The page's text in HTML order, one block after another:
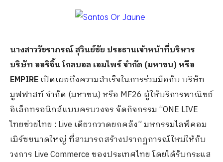
นางสาววัชราภรณ์ สุวินย์ชัย ประธานเจ้าหน้าที่บริหาร
บริษัท ออริจิ้น โกลบอล เอมไพร์ จำกัด (มหาชน) หรือ
EMPIREเปิดเผยถึงความสำเร็จในการร่วมมือกับ บริษัท
มูฟฟาสท์ จำกัด (มหาชน) หรือ MF26 ผู้ให้บริการพาณิชย์
อิเล็กทรอนิกส์แบบครบวงจร จัดกิจกรรม “ONE LIVE
ไทยช่วยไทย : Live เดียวกวาดยกคลัง” มหกรรมไลฟ์คอม
เมิร์ซขนาดใหญ่ ที่สามารถสร้างปรากฏการณ์ใหม่ให้กับ
วงการ Live Commerce ของประเทศไทย โดยได้รับกระแส